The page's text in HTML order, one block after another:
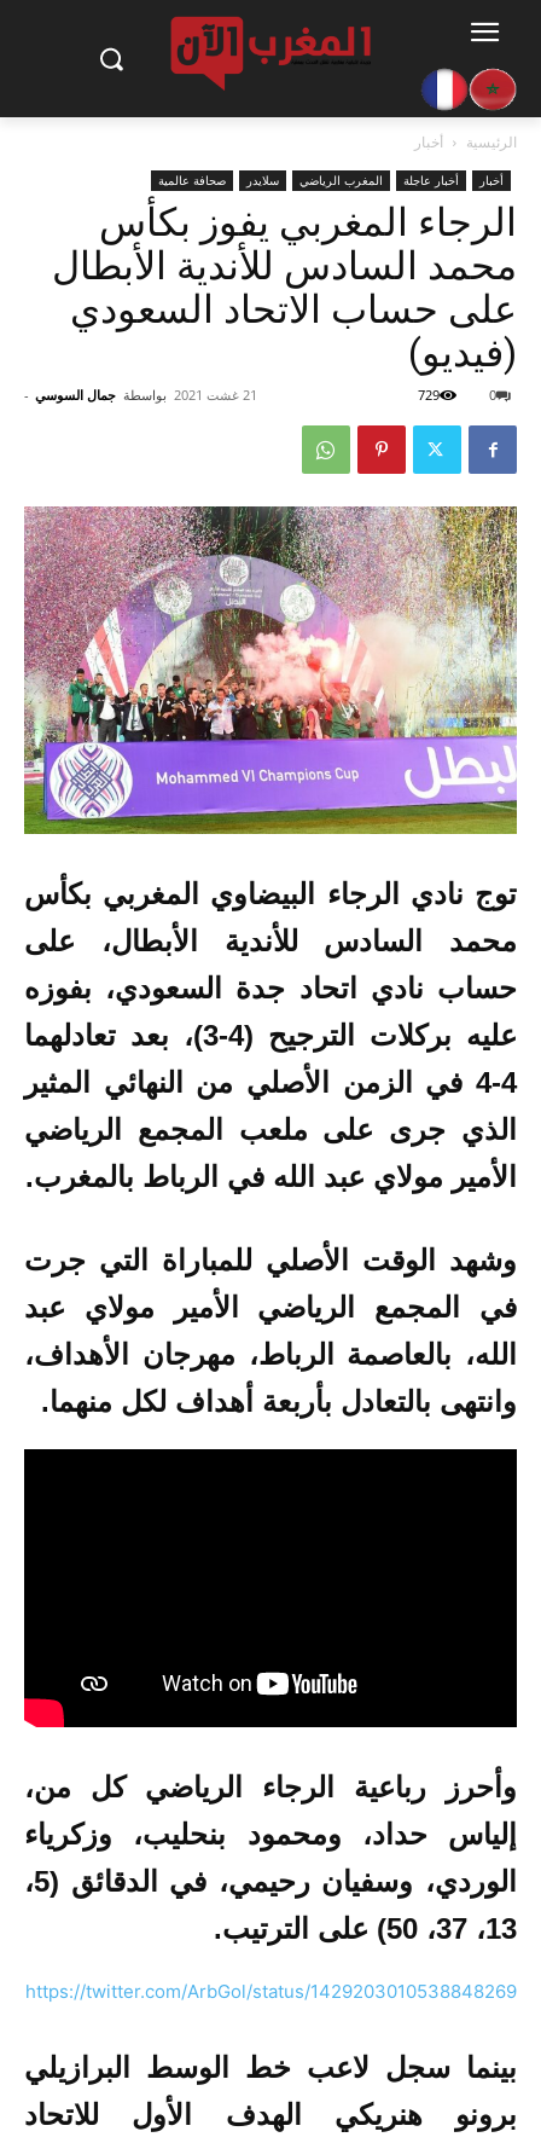
الرئيسية أخبار
أخبار أخبار عاجلة المغرب الرياضي سلايدر صحافة عالمية
الرجاء المغربي يفوز بكأس
محمد السادس للأندية الأبطال
على حساب الاتحاد السعودي
(فيديو)
بواسطة جمال السوسي - 21 غشت 2021 0
729
توج نادي الرجاء البيضاوي المغربي بكأس
محمد السادس للأندية الأبطال، على
حساب نادي اتحاد جدة السعودي، بفوزه
عليه بركلات الترجيح (4-3)،
بعد تعادلهما
4-4 في الزمن الأصلي من النهائي المثير
الذي جرى على ملعب المجمع الرياضي
الأمير مولاي عبد الله في الرباط بالمغرب.
وشهد الوقت الأصلي للمباراة التي جرت
في المجمع الرياضي الأمير مولاي عبد
الله، بالعاصمة الرباط، مهرجان الأهداف،
وانتهى بالتعادل بأربعة أهداف لكل منهما.
وأحرز رباعية الرجاء الرياضي كل من،
إلياس حداد، ومحمود بنحليب، وزكرياء
الوردي، وسفيان رحيمي، في الدقائق (5،
13، 37، 50) على الترتيب.
https://twitter.com/ArbGol/status/1429203010538848269
بينما سجل لاعب خط الوسط البرازيلي
برونو هنريكي الهدف الأول للاتحاد